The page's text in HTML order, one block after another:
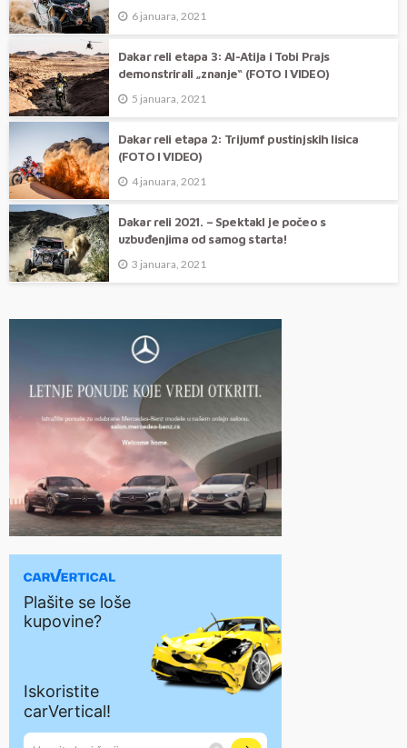
6 januara, 2021
Dakar reli etapa 3: Al-Atija i Tobi Prajs
demonstrirali „znanje“ (FOTO I VIDEO)
5 januara, 2021
Dakar reli etapa 2: Trijumf pustinjskih lisica
(FOTO I VIDEO)
4 januara, 2021
Dakar reli 2021. – Spektakl je počeo s
uzbuđenjima od samog starta!
3 januara, 2021